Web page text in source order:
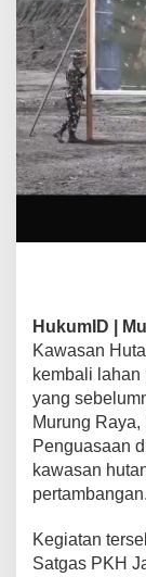
HukumID |
Kawasan
kembali lahan
yang
Murung
Penguasaan
kawasan
pertambangan.
Kegiatan
Satgas PKH